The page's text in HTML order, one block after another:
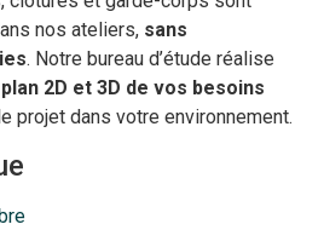
nos ateliers, sans
. Notre bureau d’étude réalise
plan 2D et 3D de vos besoins
projet dans votre environnement.